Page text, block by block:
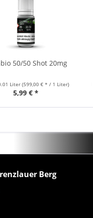
50/50 Shot 20mg
Liter(599,00 € * / 1 Liter)
5,99 € *
Berg